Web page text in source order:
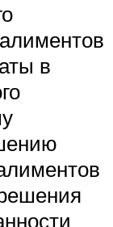
в